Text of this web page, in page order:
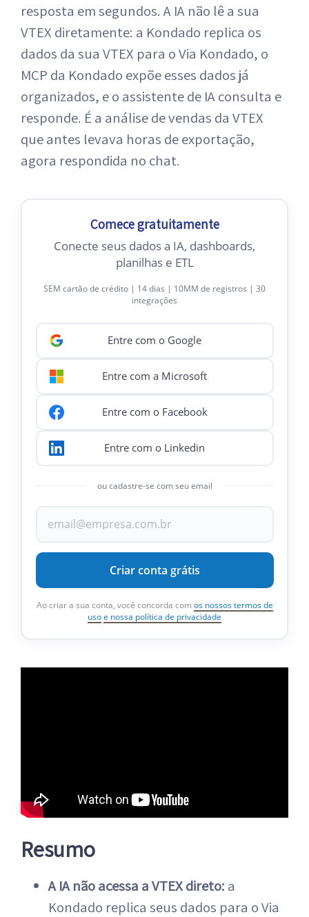
resposta em segundos. A IA não lê a sua
VTEX diretamente: a Kondado replica os
dados da sua VTEX para o Via Kondado, o
MCP da Kondado expõe esses dados já
organizados, e o assistente de IA consulta e
responde. É a análise de vendas da VTEX
que antes levava horas de exportação,
agora respondida no chat.
Comece gratuitamente
Conecte seus dados a IA, dashboards,
planilhas e ETL
SEM cartão de crédito | 14 dias | 10MM de registros | 30
integrações
Entre com o Google
Entre com a Microsoft
Entre com o Facebook
Entre com o Linkedin
ou cadastre-se com seu email
Criar conta grátis
Ao criar a sua conta, você concorda com os nossos termos de
uso e nossa política de privacidade
Resumo
A IA não acessa a VTEX direto: a
Kondado replica seus dados para o Via